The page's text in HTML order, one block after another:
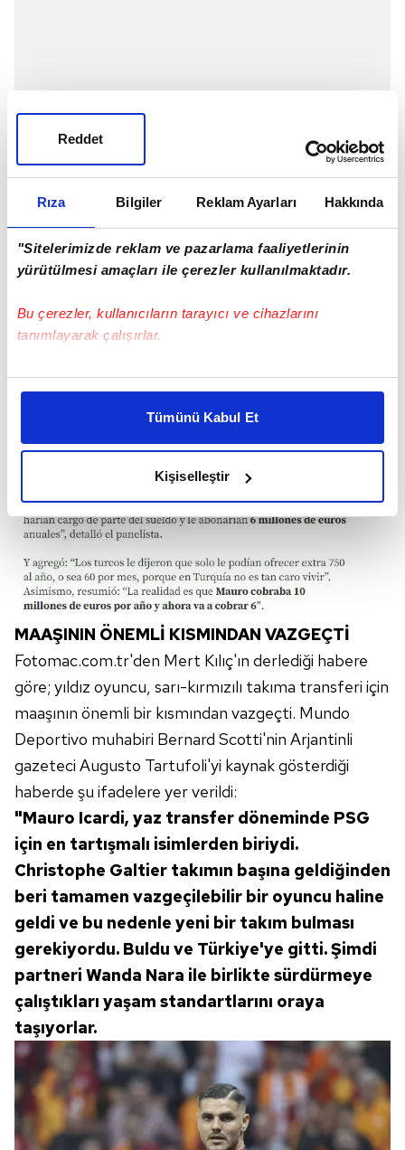
Rıza Bilgiler Reklam Ayarları Hakkında
"Sitelerimizde reklam ve pazarlama faaliyetlerinin
yürütülmesi amaçları ile çerezler kullanılmaktadır.
Bu çerezler, kullanıcıların tarayıcı ve cihazlarını
tanımlayarak çalışırlar.
Bu çerezlere izin vermeniz halinde sizlere özel
daha iyi reklam deneyimi yaşatabiliriz. Bunu yaparken
amacımızın size daha iyi bir reklam deneyimi sunmak
elimizden gelen çabayı gösterdiğimizi ve bu noktada,
kalemimiz olduğunu sizlere hatırlatmak isteriz.
Her halükârda, kullanıcılar, bu çerezlere izin vermedikleri
takdirde, kullanıcılara hedefli reklamlar
gösterilmeyecektir."
Sizlere daha iyi bir hizmet sunabilmek için İnternet
Sitemizde kendimize ve üçüncü kişilere ait çerezler
kullanılmaktadır. Bu çerezler vasıtasıyla çeşitli kişisel
verileriniz işlenmekte olup gerekli olan çerezler bilgi
toplumu hizmetlerinin sunulması amacıyla
kullanılmaktadır. Diğer çerezler, sitemizin daha işlevsel
kılınması ve kişiselleştirilmesi ve sizlere yönelik
reklam/pazarlama faaliyetlerinin yapılması, amaçlarıyla
sınırlı olarak açık rızanız dahilinde kullanılacaktır.
Çerezlere ilişkin tercihlerinizi aşağıda yer alan panel
vasıtasıyla belirleyebilirsiniz. Çerezlere ilişkin detaylı bilgi
için Ayarlar butonuna tıklayabilir,Çerez Bilgilendirme
Metnimiziziyaret edebilirsiniz.
6698 sayılı Kişisel Verilerin Korunması Kanunu uyarınca
hazırlanmış Aydınlatma Metnimizi okumak ve sitemizde
ilgili mevzuata uygun olarak kullanılan çerezlerle ilgili bilgi
almak için lütfen
tıklayınız.
Tümünü Kabul Et
Kişiselleştir
Reddet
MAAŞININ ÖNEMLİ KISMINDAN VAZGEÇTİ
Fotomac.com.tr'den Mert Kılıç'ın derlediği habere
göre; yıldız oyuncu, sarı-kırmızılı takıma transferi için
maaşının önemli bir kısmından vazgeçti. Mundo
Deportivo muhabiri Bernard Scotti'nin Arjantinli
gazeteci Augusto Tartufoli'yi kaynak gösterdiği
haberde şu ifadelere yer verildi:
"Mauro Icardi, yaz transfer döneminde PSG
için en tartışmalı isimlerden biriydi.
Christophe Galtier takımın başına geldiğinden
beri tamamen vazgeçilebilir bir oyuncu haline
geldi ve bu nedenle yeni bir takım bulması
gerekiyordu. Buldu ve Türkiye'ye gitti. Şimdi
partneri Wanda Nara ile birlikte sürdürmeye
çalıştıkları yaşam standartlarını oraya
taşıyorlar.